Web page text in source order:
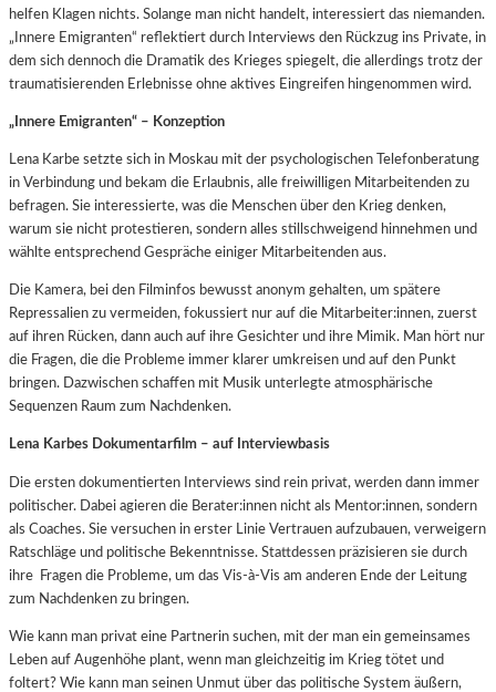
helfen Klagen nichts. Solange man nicht handelt, interessiert das niemanden.
„Innere Emigranten“ reflektiert durch Interviews den Rückzug ins Private, in
dem sich dennoch die Dramatik des Krieges spiegelt, die allerdings trotz der
traumatisierenden Erlebnisse ohne aktives Eingreifen hingenommen wird.
„Innere Emigranten“ – Konzeption
Lena Karbe setzte sich in Moskau mit der psychologischen Telefonberatung
in Verbindung und bekam die Erlaubnis, alle freiwilligen Mitarbeitenden zu
befragen. Sie interessierte, was die Menschen über den Krieg denken,
warum sie nicht protestieren, sondern alles stillschweigend hinnehmen und
wählte entsprechend Gespräche einiger Mitarbeitenden aus.
Die Kamera, bei den Filminfos bewusst anonym gehalten, um spätere
Repressalien zu vermeiden, fokussiert nur auf die Mitarbeiter:innen, zuerst
auf ihren Rücken, dann auch auf ihre Gesichter und ihre Mimik. Man hört nur
die Fragen, die die Probleme immer klarer umkreisen und auf den Punkt
bringen. Dazwischen schaffen mit Musik unterlegte atmosphärische
Sequenzen Raum zum Nachdenken.
Lena Karbes Dokumentarfilm – auf Interviewbasis
Die ersten dokumentierten Interviews sind rein privat, werden dann immer
politischer. Dabei agieren die Berater:innen nicht als Mentor:innen, sondern
als Coaches. Sie versuchen in erster Linie Vertrauen aufzubauen, verweigern
Ratschläge und politische Bekenntnisse. Stattdessen präzisieren sie durch
ihre Fragen die Probleme, um das Vis-à-Vis am anderen Ende der Leitung
zum Nachdenken zu bringen.
Wie kann man privat eine Partnerin suchen, mit der man ein gemeinsames
Leben auf Augenhöhe plant, wenn man gleichzeitig im Krieg tötet und
foltert? Wie kann man seinen Unmut über das politische System äußern,